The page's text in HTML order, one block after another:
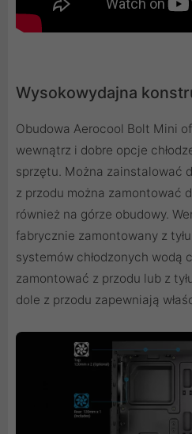
Wysokowydajna
Obudowa Aerocool Bolt Mini
wewnątrz i dobre opcje
sprzętu. Można zainstalować
z przodu można zamontować
również na górze obudowy.
fabrycznie zamontowany z
systemów chłodzonych wodą
zamontować z przodu lub z
dole z przodu zapewniają